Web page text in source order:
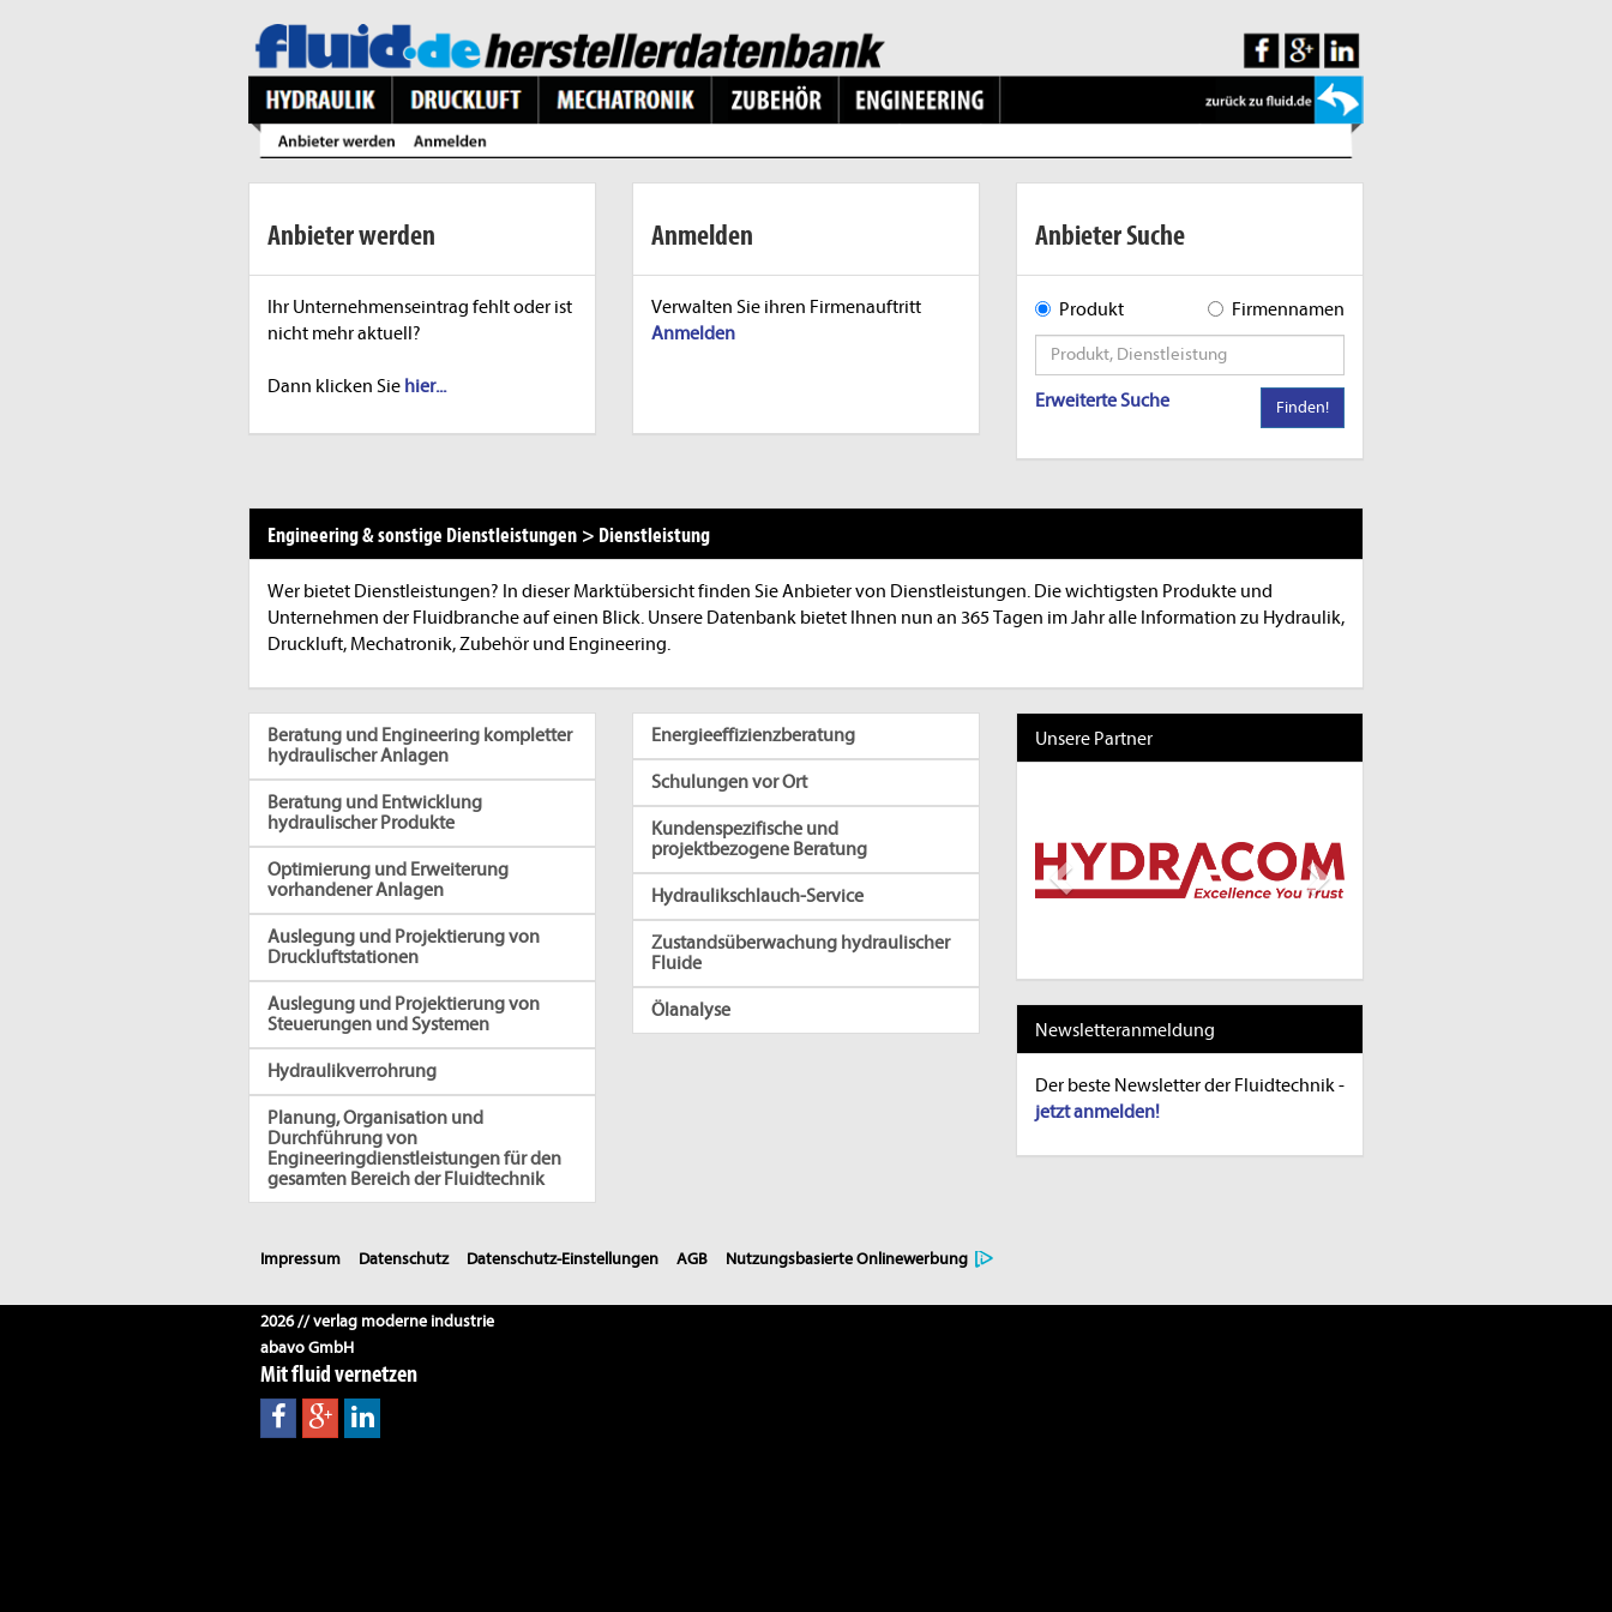
Anbieter werden
Ihr Unternehmenseintrag fehlt oder ist
nicht mehr aktuell?
Dann klicken Sie hier...
Anmelden
Verwalten Sie ihren Firmenauftritt
Anmelden
Anbieter Suche
Produkt Firmennamen
Erweiterte Suche Finden!
Engineering & sonstige Dienstleistungen > Dienstleistung
Wer bietet Dienstleistungen? In dieser Marktübersicht finden Sie Anbieter von Dienstleistungen. Die wichtigsten Produkte und
Unternehmen der Fluidbranche auf einen Blick. Unsere Datenbank bietet Ihnen nun an 365 Tagen im Jahr alle Information zu Hydraulik,
Druckluft, Mechatronik, Zubehör und Engineering.
Beratung und Engineering kompletter
hydraulischer Anlagen
Beratung und Entwicklung
hydraulischer Produkte
Optimierung und Erweiterung
vorhandener Anlagen
Auslegung und Projektierung von
Druckluftstationen
Auslegung und Projektierung von
Steuerungen und Systemen
Hydraulikverrohrung
Planung, Organisation und
Durchführung von
Engineeringdienstleistungen für den
gesamten Bereich der Fluidtechnik
Energieeffizienzberatung
Schulungen vor Ort
Kundenspezifische und
projektbezogene Beratung
Hydraulikschlauch-Service
Zustandsüberwachung hydraulischer
Fluide
Ölanalyse
Unsere Partner
Newsletteranmeldung
Der beste Newsletter der Fluidtechnik -
jetzt anmelden!
Impressum Datenschutz Datenschutz-Einstellungen AGB Nutzungsbasierte Onlinewerbung
2026 // verlag moderne industrie
abavo GmbH
Mit fluid vernetzen